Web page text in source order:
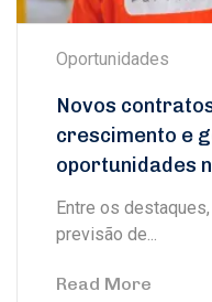
Oportunidades
Novos
crescimento e
oportunidades
Entre os
previsão de...
Read More